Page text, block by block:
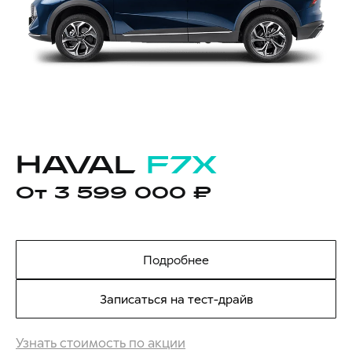
HAVAL F7X
От 3 599 000 ₽
Подробнее
Записаться на тест-драйв
Узнать стоимость по акции